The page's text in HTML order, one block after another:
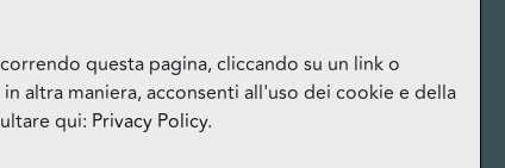
questa pagina, cliccando su un link o
altra maniera, acconsenti all'uso dei cookie e della
qui: Privacy Policy.
Instagram
Facebook
Tik Tok